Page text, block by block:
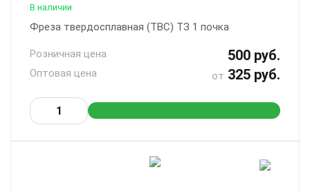
В наличии
Фреза твердосплавная (ТВС) ТЗ 1 почка
Розничная цена 500 руб.
Оптовая цена от 325 руб.